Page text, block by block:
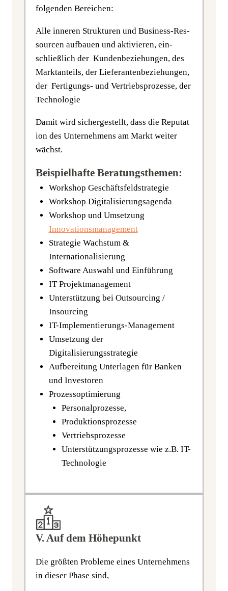
fol­gen­den Bereichen:
Alle inne­ren Struk­tu­ren und Busi­ness-Res­
sour­cen auf­bau­en und akti­vie­ren, ein­
schließ­lich der Kun­den­be­zie­hun­gen, des
Markt­an­teils, der Lie­fe­ran­ten­be­zie­hun­gen,
der Fer­ti­gungs- und Ver­triebs­pro­zes­se, der
Technologie
Damit wird sicher­ge­stellt, dass die Repu­ta­t
i­on des Unter­neh­mens am Markt wei­ter
wächst.
Beispielhafte Beratungsthemen:
Work­shop Geschäftsfeldstrategie
Work­shop Digitalisierungsagenda
Work­shop und Umset­zung
Innovationsmanagement
Stra­te­gie Wachs­tum &
Internationalisierung
Soft­ware Aus­wahl und Einführung
IT Pro­jekt­ma­nage­ment
Unter­stüt­zung bei Out­sour­cing /
Insourcing
IT-Imple­men­tie­rungs-Manage­ment
Umset­zung der
Digitalisierungsstrategie
Auf­be­rei­tung Unter­la­gen für Ban­ken
und Investoren
Pro­zess­op­ti­mie­rung
Per­so­nal­pro­zes­se,
Pro­duk­ti­ons­pro­zes­se
Ver­triebs­pro­zes­se
Unter­stüt­zungs­pro­zes­se wie z.B. IT-
Technologie
V. Auf dem Höhepunkt
Die größ­ten Pro­ble­me eines Unter­neh­mens
in die­ser Pha­se sind,